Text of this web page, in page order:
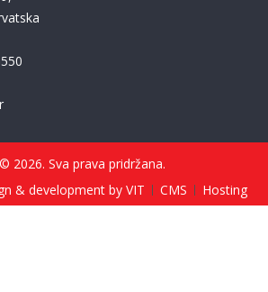
2026. Sva prava pridržana.
& development by VIT
CMS Hosting